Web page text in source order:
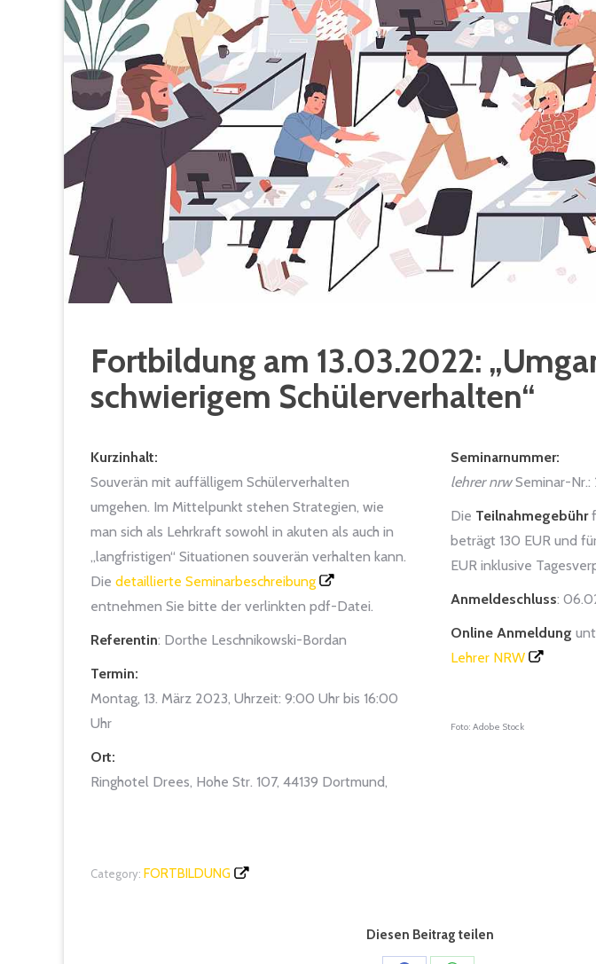
Fortbildung am 13.03.2022:
schwierigem Schülerverhalten“
Kurzinhalt:
Souverän mit auffälligem Schülerverhalten
umgehen. Im Mittelpunkt stehen Strategien, wie
man sich als Lehrkraft sowohl in akuten als auch in
„langfristigen“ Situationen souverän verhalten kann.
Die detaillierte Seminarbeschreibung
entnehmen Sie bitte der verlinkten pdf-Datei.
Referentin: Dorthe Leschnikowski-Bordan
Termin:
Montag, 13. März 2023, Uhrzeit: 9:00 Uhr bis 16:00
Uhr
Ort:
Ringhotel Drees, Hohe Str. 107, 44139 Dortmund,
Seminarnummer:
lehrer nrwSeminar-Nr.:
Die Teilnahmegebühr
beträgt 130 EUR und
EUR inklusive
Anmeldeschluss:
Online Anmeldung
Lehrer NRW
Foto: Adobe Stock
Category: FORTBILDUNG
Diesen Beitrag teilen